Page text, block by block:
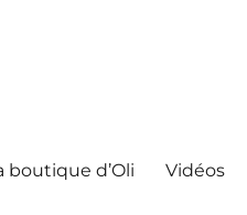
boutique d’Oli Vidéos